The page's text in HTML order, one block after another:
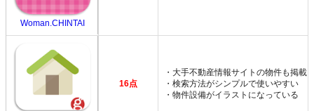
Woman.CHINTAI
16点
・大手不動産情報サイトの物件も掲載
・検索方法がシンプルで使いやすい
・物件設備がイラストになっている